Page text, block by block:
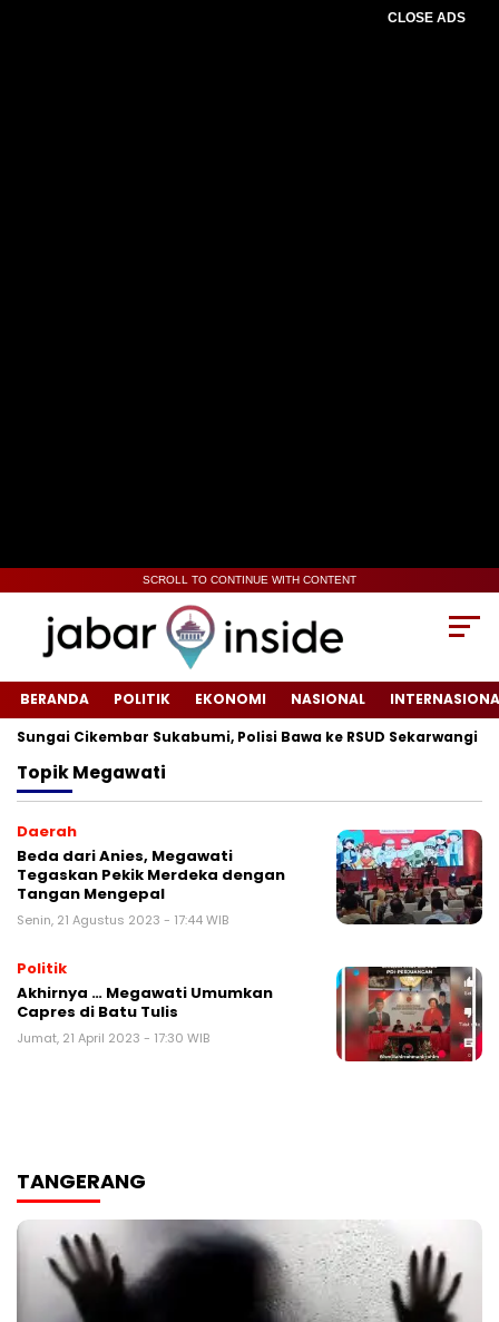
CLOSE ADS
SCROLL TO CONTINUE WITH CONTENT
BERANDA POLITIK EKONOMI NASIONAL
Cikembar Sukabumi, Polisi Bawa ke RSUD Sekarwangi‎
TopikMegawati
Daerah
Beda dari Anies, Megawati
Tegaskan Pekik Merdeka dengan
Tangan Mengepal
Senin, 21 Agustus 2023 - 17:44 WIB
Politik
Akhirnya … Megawati Umumkan
Capres di Batu Tulis
Jumat, 21 April 2023 - 17:30 WIB
TANGERANG